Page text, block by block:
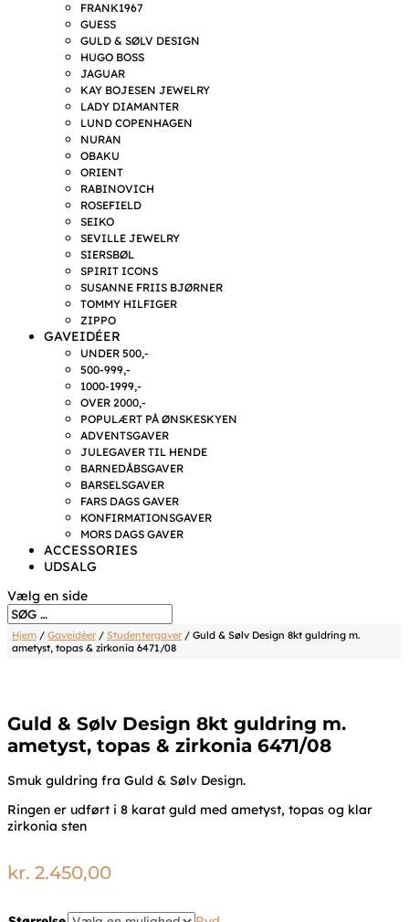
FRANK1967
GUESS
GULD & SØLV DESIGN
HUGO BOSS
JAGUAR
KAY BOJESEN JEWELRY
LADY DIAMANTER
LUND COPENHAGEN
NURAN
OBAKU
ORIENT
RABINOVICH
ROSEFIELD
SEIKO
SEVILLE JEWELRY
SIERSBØL
SPIRIT ICONS
SUSANNE FRIIS BJØRNER
TOMMY HILFIGER
ZIPPO
GAVEIDÉER
UNDER 500,-
500-999,-
1000-1999,-
OVER 2000,-
POPULÆRT PÅ ØNSKESKYEN
ADVENTSGAVER
JULEGAVER TIL HENDE
BARNEDÅBSGAVER
BARSELSGAVER
FARS DAGS GAVER
KONFIRMATIONSGAVER
MORS DAGS GAVER
ACCESSORIES
UDSALG
Vælg en side
Hjem / Gaveidéer/ Studentergaver/ Guld & Sølv Design 8kt guldring m.
ametyst, topas & zirkonia 6471/08
Guld & Sølv Design 8kt guldring m.
ametyst, topas & zirkonia 6471/08
Smuk guldring fra Guld & Sølv Design.
Ringen er udført i 8 karat guld med ametyst, topas og klar
zirkonia sten
kr. 2.450,00